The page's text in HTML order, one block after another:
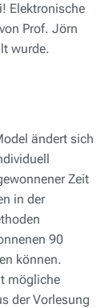
Elektronische
Prof. Jörn
wurde.
ändert sich
Zeit
in der
90
können.
mögliche
der Vorlesung